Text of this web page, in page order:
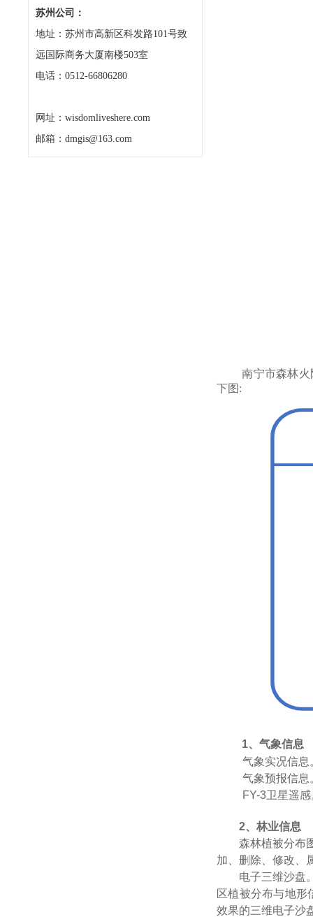
苏州公司：
地址：苏州市高新区科发路101号致
远国际商务大厦南楼503室
电话：0512-66806280
网址：wisdomliveshere.com
邮箱：dmgis@163.com
南宁市森林
下图:
1、气象信息
气象实况信息
气象预报信息
FY-3卫星遥
2、林业信息
森林植被分布
加、删除、修改、
电子三维沙盘
区植被分布与地形
效果的三维电子沙